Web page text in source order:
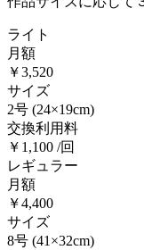
ライト
月額
￥3,520
サイズ
2号 (24×19cm)
交換利用料
￥1,100 /回
レギュラー
月額
￥4,400
サイズ
8号 (41×32cm)